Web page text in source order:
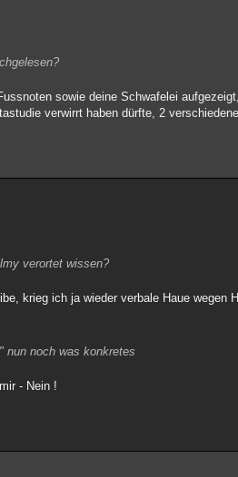
sowie deine Schwafelei
verwirrt haben dürfte, 2
verortet wissen?
krieg ich ja wieder verbale Haue wegen
nun noch was konkretes
- Nein !